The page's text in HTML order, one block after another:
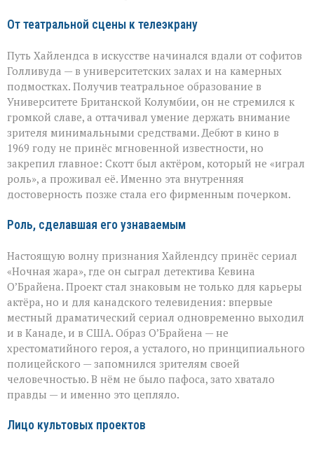
От театральной сцены к телеэкрану
Путь Хайлендса в искусстве начинался вдали от софитов
Голливуда — в университетских залах и на камерных
подмостках. Получив театральное образование в
Университете Британской Колумбии, он не стремился к
громкой славе, а оттачивал умение держать внимание
зрителя минимальными средствами. Дебют в кино в
1969 году не принёс мгновенной известности, но
закрепил главное: Скотт был актёром, который не «играл
роль», а проживал её. Именно эта внутренняя
достоверность позже стала его фирменным почерком.
Роль, сделавшая его узнаваемым
Настоящую волну признания Хайлендсу принёс сериал
«Ночная жара», где он сыграл детектива Кевина
О’Брайена. Проект стал знаковым не только для карьеры
актёра, но и для канадского телевидения: впервые
местный драматический сериал одновременно выходил
и в Канаде, и в США. Образ О’Брайена — не
хрестоматийного героя, а усталого, но принципиального
полицейского — запомнился зрителям своей
человечностью. В нём не было пафоса, зато хватало
правды — и именно это цепляло.
Лицо культовых проектов